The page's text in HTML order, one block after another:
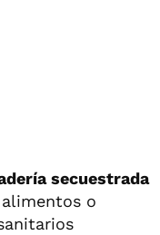
secuestrada
o